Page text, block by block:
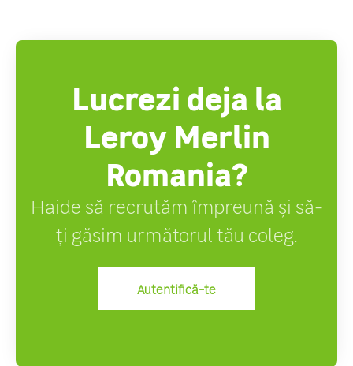
Lucrezi deja la
Leroy Merlin
Romania?
Haide să recrutăm împreună și să-
ți găsim următorul tău coleg.
Autentifică-te